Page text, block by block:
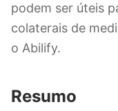
podem ser úteis
colaterais de
o Abilify.
Resumo